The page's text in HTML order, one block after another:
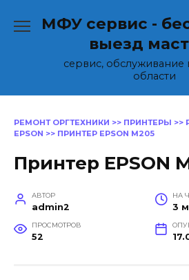
МФУ сервис -
выезд
сервис, обслуживание
области
РЕМОНТ ОРГТЕХНИКИ >> ПРИНТЕРЫ >>
EPSON >> ПРИНТЕР EPSON M205
Принтер EPSON
АВТОР
admin2
НА
3
ПРОСМОТРОВ
52